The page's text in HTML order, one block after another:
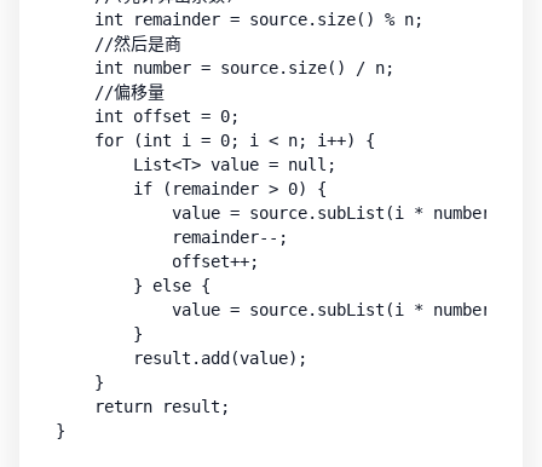
    int remainder = source.size() % n;
    //然后是商
    int number = source.size() / n;
    //偏移量
    int offset = 0;
    for (int i = 0; i < n; i++) {
        List<T> value = null;
        if (remainder > 0) {
value = source.subList(i * number +
            remainder--;
            offset++;
        } else {
value = source.subList(i * number +
        }
        result.add(value);
    }
    return result;